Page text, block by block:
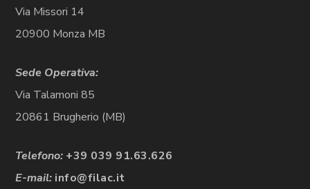
Via Missori 14
20900 Monza MB
Sede Operativa:
Via Talamoni 85
20861 Brugherio (MB)
Telefono: +39 039 91.63.626
E-mail: info@filac.it